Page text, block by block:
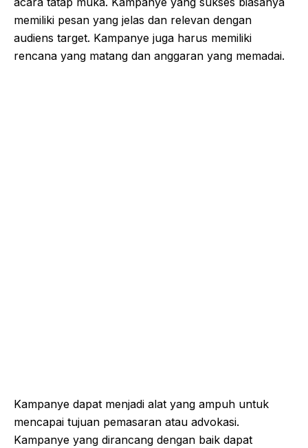
memiliki pesan yang jelas dan relevan dengan
audiens target. Kampanye juga harus memiliki
rencana yang matang dan anggaran yang memadai.
Kampanye dapat menjadi alat yang ampuh untuk
mencapai tujuan pemasaran atau advokasi.
Kampanye yang dirancang dengan baik dapat